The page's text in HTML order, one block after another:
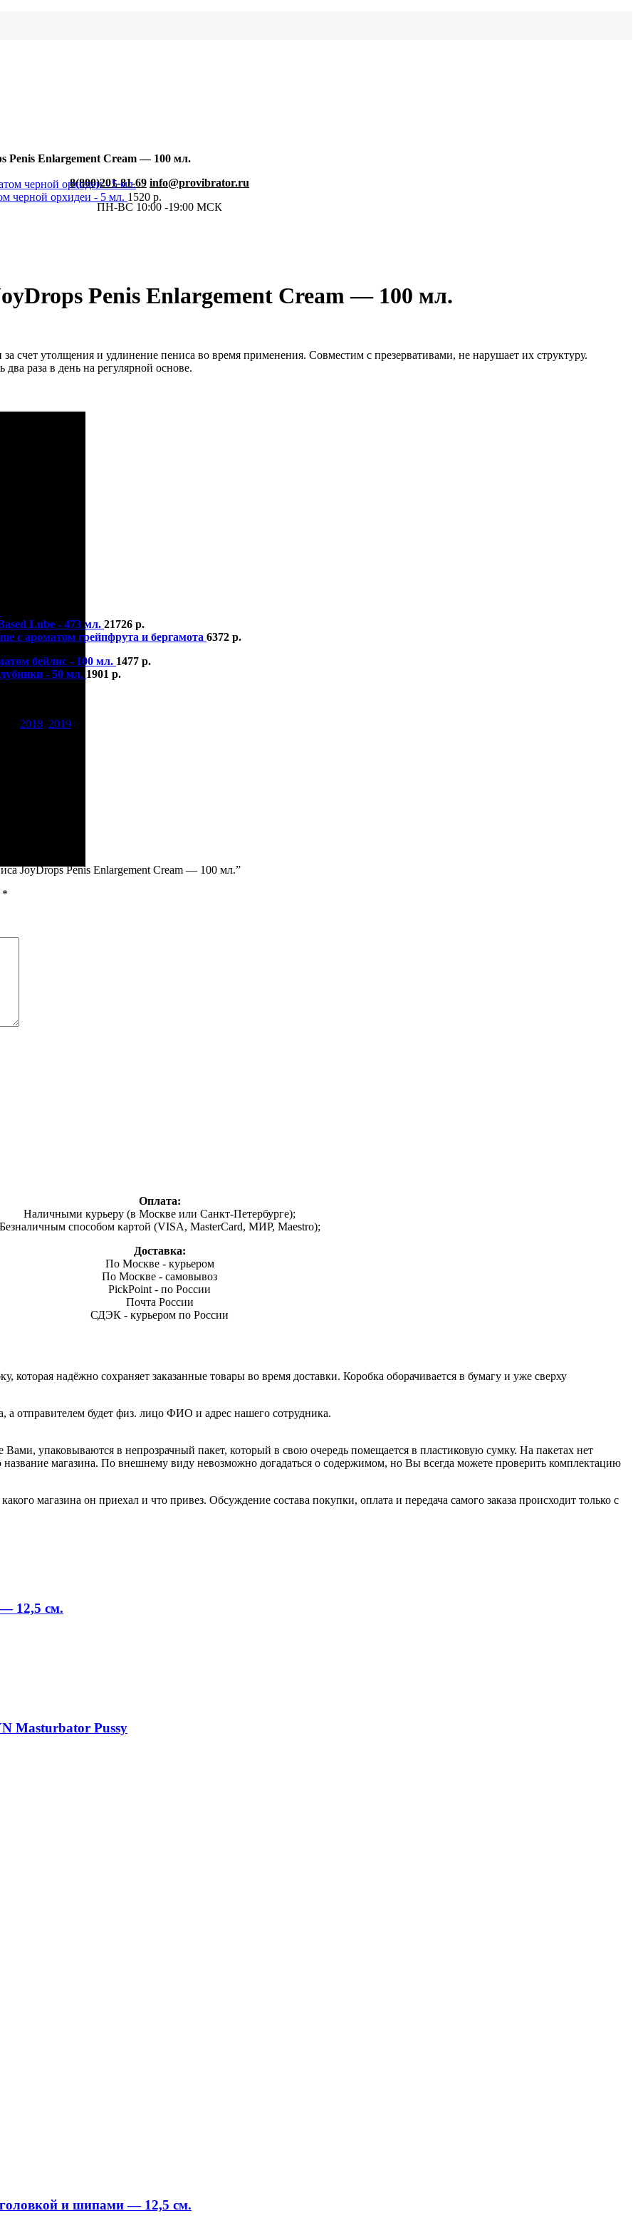
8(800)201-81-69 info@provibrator.ru
ПН-ВС 10:00 -19:00 МСК
Penis Enlargement Cream — 100 мл.
черной орхидеи - 5 мл. 1520 р.
Penis Enlargement Cream — 100 мл.
счет утолщения и удлинение пениса во время применения. Совместим с презервативами, не нарушает их структуру.
раза в день на регулярной основе.
Lube - 473 мл. 21726 р.
с ароматом грейпфрута и бергамота 6372 р.
бейлис - 100 мл. 1477 р.
- 50 мл. 1901 р.
2018 2019
JoyDrops Penis Enlargement Cream — 100 мл.”
*
Оплата:
Наличными курьеру (в Москве или Санкт-Петербурге);
Безналичным способом картой (VISA, MasterCard, МИР, Maestro);
Доставка:
По Москве - курьером
По Москве - самовывоз
PickPoint - по России
Почта России
СДЭК - курьером по России
надёжно сохраняет заказанные товары во время доставки. Коробка оборачивается в бумагу и уже сверху
а отправителем будет физ. лицо ФИО и адрес нашего сотрудника.
Вами, упаковываются в непрозрачный пакет, который в свою очередь помещается в пластиковую сумку. На пакетах нет
магазина. По внешнему виду невозможно догадаться о содержимом, но Вы всегда можете проверить комплектацию
магазина он приехал и что привез. Обсуждение состава покупки, оплата и передача самого заказа происходит только с
— 12,5 см.
Masturbator Pussy
и шипами — 12,5 см.